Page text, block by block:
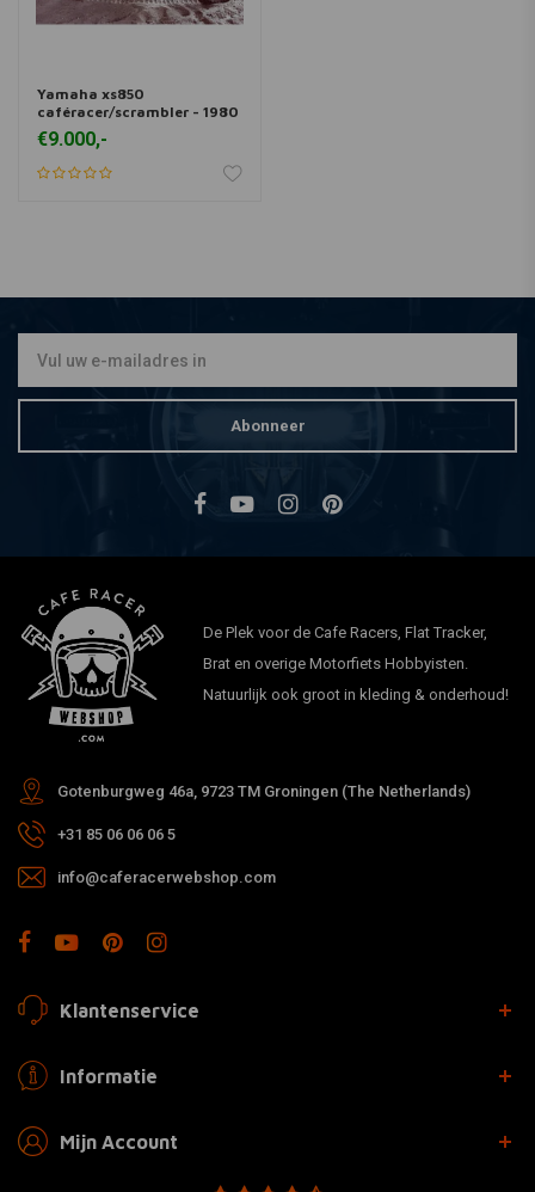
Contact gegevens zijn:
Email:nicdenbraber16@gmail.com
Locatie: Nieuwendijk/Nederland
Yamaha xs850
caféracer/scrambler - 1980
€9.000,-
Abonneer
De Plek voor de Cafe Racers, Flat Tracker,
Brat en overige Motorfiets Hobbyisten.
Natuurlijk ook groot in kleding & onderhoud!
Gotenburgweg 46a, 9723 TM Groningen (The Netherlands)
+31 85 06 06 06 5
info@caferacerwebshop.com
Klantenservice
Informatie
Mijn Account